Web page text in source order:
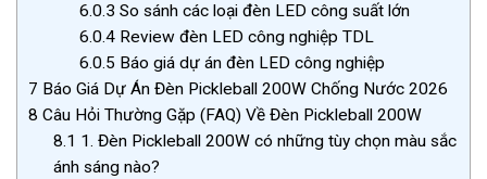
6.0.3 So sánh các loại đèn LED công suất lớn
6.0.4Review đèn LED công nghiệp TDL
6.0.5 Báo giá dự án đèn LED công nghiệp
7 Báo Giá Dự Án Đèn Pickleball 200W Chống Nước 2026
8 Câu Hỏi Thường Gặp (FAQ) Về Đèn Pickleball 200W
8.1 1. Đèn Pickleball 200W có những tùy chọn màu sắc
ánh sáng nào?